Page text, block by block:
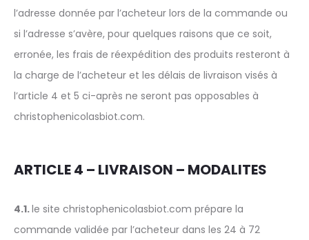
l’adresse donnée par l’acheteur lors de la commande ou
si l’adresse s’avère, pour quelques raisons que ce soit,
erronée, les frais de réexpédition des produits resteront à
la charge de l’acheteur et les délais de livraison visés à
l’article 4 et 5 ci-après ne seront pas opposables à
christophenicolasbiot.com.
ARTICLE 4 – LIVRAISON – MODALITES
4.1.le site christophenicolasbiot.com prépare la
commande validée par l’acheteur dans les 24 à 72